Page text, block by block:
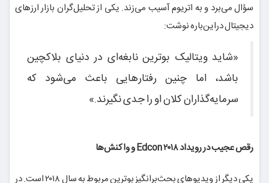
سؤال می‌برد و به اتریوم آسیب می‌زند. یکی از تحلیل‌گران بازار ارزهای
دیجیتال دراین‌باره نوشت:
«شاید ویتالیک بوترین نابغه‌ای در دنیای بلاکچین
باشد، اما چنین رفتارهایی باعث می‌شود که
سرمایه‌گذاران کلان او را جدی نگیرند.»
رقص عجیب در رویداد Edcon ۲۰۱۸ و واکنش‌ها
یکی دیگر از ویدیوهای بحث‌برانگیز بوترین مربوط به سال ۲۰۱۸ است. در